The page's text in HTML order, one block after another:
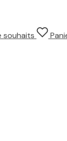
souhaits